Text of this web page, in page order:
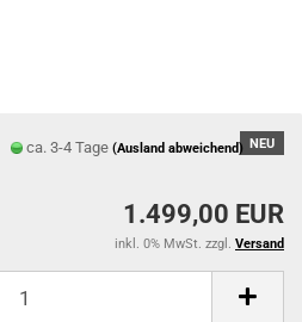
NEU
ca. 3-4 Tage(Ausland abweichend)
1.499,00 EUR
inkl. 0% MwSt. zzgl. Versand